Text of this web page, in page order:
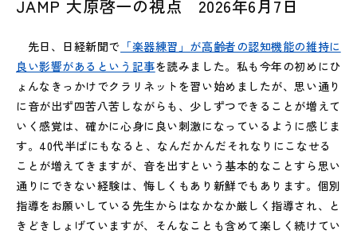
JAMP 大原啓一の視点 2026年6月7日
先日、日経新聞で 「楽器練習」が高齢者の認知機能の維持に
良い影響があるという記事を読みました。私も今年の初めにひ
ょんなきっかけでクラリネットを習い始めましたが、思い通り
に音が出ず四苦八苦しながらも、少しずつできることが増えて
いく感覚は、確かに心身に良い刺激になっているように感じま
す。40代半ばにもなると、なんだかんだそれなりにこなせる
ことが増えてきますが、音を出すという基本的なことすら思い
通りにできない経験は、悔しくもあり新鮮でもあります。個別
指導をお願いしている先生からはなかなか厳しく指導され、と
きどきしょげていますが、そんなことも含めて楽しく続けてい